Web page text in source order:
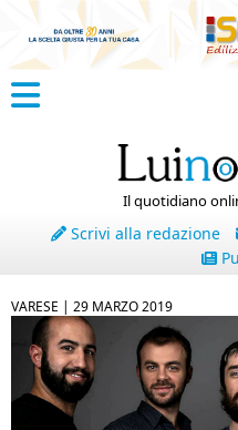
Il quotidiano
Scrivi alla redazione
VARESE | 29 MARZO 2019